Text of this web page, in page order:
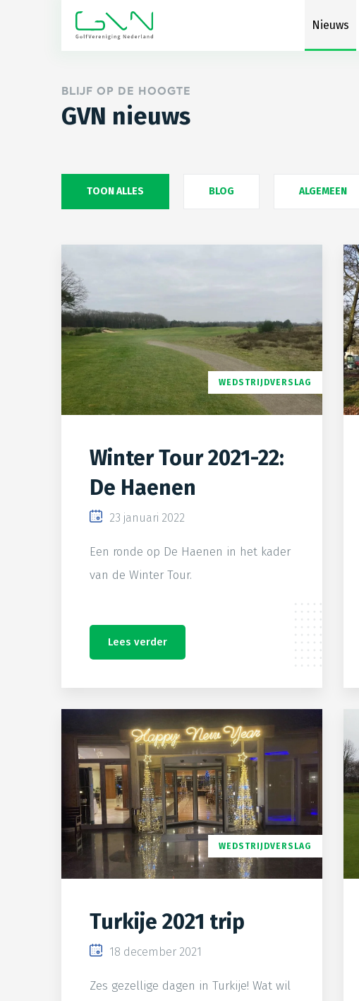
Nieuws
BLIJF OP DE HOOGTE
GVN nieuws
TOON ALLES BLOG ALGEMEEN
WEDSTRIJDVERSLAG
Winter Tour 2021-22:
De Haenen
23 januari 2022
Een ronde op De Haenen in het kader
van de Winter Tour.
Lees verder
WEDSTRIJDVERSLAG
Turkije 2021 trip
18 december 2021
Zes gezellige dagen in Turkije! Wat wil